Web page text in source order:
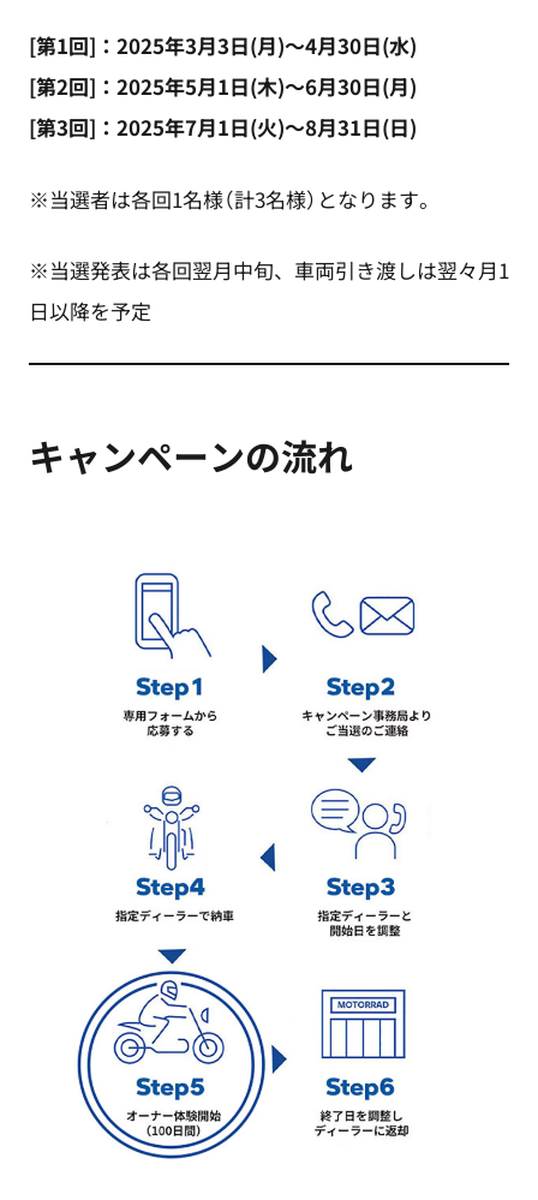
[第1回]：2025年3月3日(月)～4月30日(水)
[第2回]：2025年5月1日(木)～6月30日(月)
[第3回]：2025年7月1日(火)～8月31日(日)
※当選者は各回1名様（計3名様）となります。
※当選発表は各回翌月中旬、車両引き渡しは翌々月1
日以降を予定
キャンペーンの流れ